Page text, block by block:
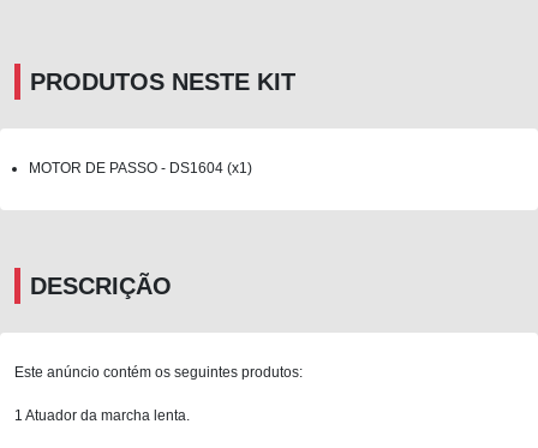
PRODUTOS NESTE KIT
MOTOR DE PASSO - DS1604 (x1)
DESCRIÇÃO
Este anúncio contém os seguintes produtos:
1 Atuador da marcha lenta.